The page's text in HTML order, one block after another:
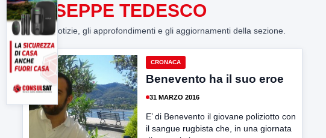
GIUSEPPE TEDESCO
Tutte le notizie, gli approfondimenti e gli aggiornamenti della sezione.
CRONACA
Benevento ha il suo eroe
31 MARZO 2016
E’ di Benevento il giovane poliziotto con
il sangue rugbista che, in una giornata